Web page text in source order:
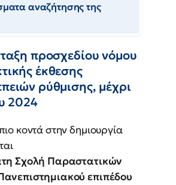
αναζήτησης της
προσχεδίου νόμου
έκθεσης
ρύθμισης, μέχρι
2024
κοντά στην δημιουργία
Σχολή Παραστατικών
επιπέδου